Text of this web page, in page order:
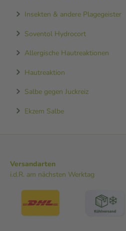
Insekten & andere Plagegeister
Soventol Hydrocort
Allergische Hautreaktionen
Hautreaktion
Salbe gegen Juckreiz
Ekzem Salbe
Versandarten
i.d.R. am nächsten Werktag